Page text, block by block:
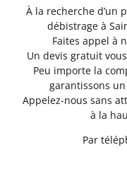
À la recherche d’un
débistrage à
Faites appel à
Un devis gratuit
Peu importe la
garantissons
Appelez-nous sans
à la
Par